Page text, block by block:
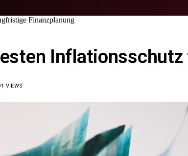
Finanzplanung
1 VIEWS